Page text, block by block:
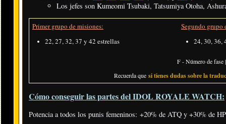
Los jefes son Kumeomi Tsubaki, Tatsumiya Otoha,
Primer grupo de misiones:
22, 27, 32, 37 y 42 estrellas
Segundo grupo
24, 30, 36,
F - Número de fase
Recuerda que si tienes dudas sobre la
Cómo conseguir las partes del IDOL ROYALE WATCH:
Potencia a todos los punis femeninos: +20% de ATQ y +30% de HP